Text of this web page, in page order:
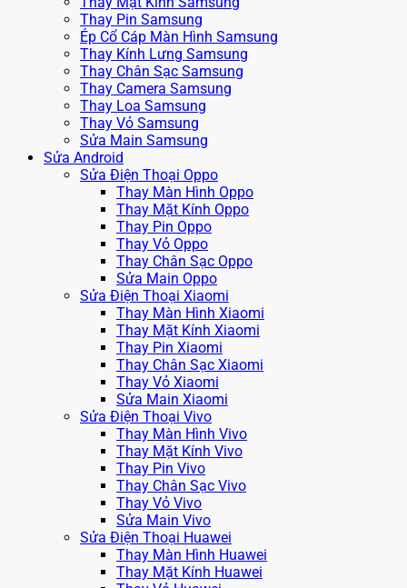
Thay Pin Samsung
Ép Cổ Cáp Màn Hình Samsung
Thay Kính Lưng Samsung
Thay Chân Sạc Samsung
Thay Camera Samsung
Thay Loa Samsung
Thay Vỏ Samsung
Sửa Main Samsung
Sửa Android
Sửa Điện Thoại Oppo
Thay Màn Hình Oppo
Thay Mặt Kính Oppo
Thay Pin Oppo
Thay Vỏ Oppo
Thay Chân Sạc Oppo
Sửa Main Oppo
Sửa Điện Thoại Xiaomi
Thay Màn Hình Xiaomi
Thay Mặt Kính Xiaomi
Thay Pin Xiaomi
Thay Chân Sạc Xiaomi
Thay Vỏ Xiaomi
Sửa Main Xiaomi
Sửa Điện Thoại Vivo
Thay Màn Hình Vivo
Thay Mặt Kính Vivo
Thay Pin Vivo
Thay Chân Sạc Vivo
Thay Vỏ Vivo
Sửa Main Vivo
Sửa Điện Thoại Huawei
Thay Màn Hình Huawei
Thay Mặt Kính Huawei